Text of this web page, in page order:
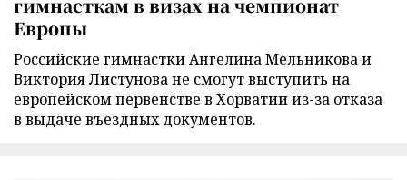
Европы
Российские гимнастки Ангелина Мельникова и
Виктория Листунова не смогут выступить на
европейском первенстве в Хорватии из-за отказа
в выдаче въездных документов.